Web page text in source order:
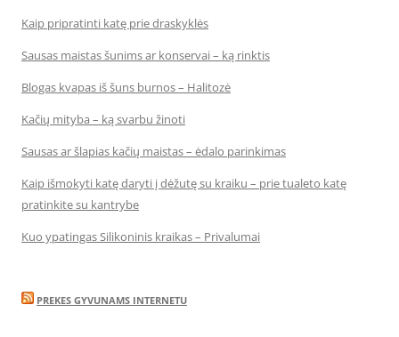
Kaip pripratinti katę prie draskyklės
Sausas maistas šunims ar konservai – ką rinktis
Blogas kvapas iš šuns burnos – Halitozė
Kačių mityba – ką svarbu žinoti
Sausas ar šlapias kačių maistas – ėdalo parinkimas
Kaip išmokyti katę daryti į dėžutę su kraiku – prie tualeto katę
pratinkite su kantrybe
Kuo ypatingas Silikoninis kraikas – Privalumai
PREKES GYVUNAMS INTERNETU